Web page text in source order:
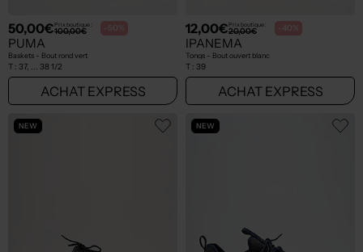
50,00€Prix boutique :
100,00€ -50%
PUMA
Baskets - Bout rond vert
T : 37, ... 38 1/2
ACHAT EXPRESS
12,00€Prix boutique :
20,00€ -40%
IPANEMA
Tongs - Bout ouvert blanc
T : 39
ACHAT EXPRESS
NEW NEW